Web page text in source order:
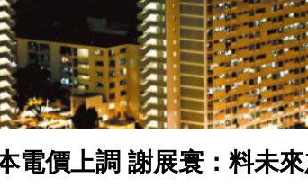
電價上調 謝展寰：料未